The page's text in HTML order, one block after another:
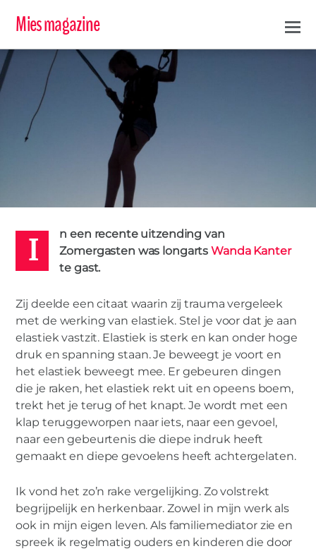
Mies magazine
28 OKTOBER 2019
SCHEIDING TRAUMA
VROUW
Trauma is net als elastiek
I
n een recente uitzending van
Zomergasten was longartsWanda Kanter
te gast.
Zij deelde een citaat waarin zij trauma vergeleek
met de werking van elastiek. Stel je voor dat je aan
elastiek vastzit. Elastiek is sterk en kan onder hoge
druk en spanning staan. Je beweegt je voort en
het elastiek beweegt mee. Er gebeuren dingen
die je raken, het elastiek rekt uit en opeens boem,
trekt het je terug of het knapt. Je wordt met een
klap teruggeworpen naar iets, naar een gevoel,
naar een gebeurtenis die diepe indruk heeft
gemaakt en diepe gevoelens heeft achtergelaten.
Ik vond het zo’n rake vergelijking. Zo volstrekt
begrijpelijk en herkenbaar. Zowel in mijn werk als
ook in mijn eigen leven. Als familiemediator zie en
spreek ik regelmatig ouders en kinderen die door